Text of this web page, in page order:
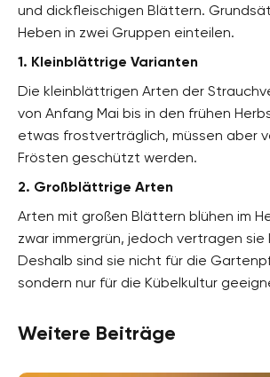
und dickfleischigen Blättern.
Heben in zwei Gruppen einteilen.
1. Kleinblättrige Varianten
Die kleinblättrigen Arten der
von Anfang Mai bis in den frühen
etwas frostverträglich, müssen aber
Frösten geschützt werden.
2. Großblättrige Arten
Arten mit großen Blättern blühen im
zwar immergrün, jedoch vertragen sie
Deshalb sind sie nicht für die
sondern nur für die Kübelkultur
Weitere Beiträge